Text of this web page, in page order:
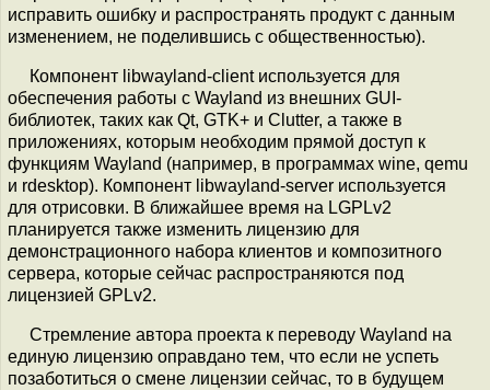
исправить ошибку и распространять продукт с данным
изменением, не поделившись с общественностью).
Компонент libwayland-client используется для
обеспечения работы с Wayland из внешних GUI-
библиотек, таких как Qt, GTK+ и Clutter, а также в
приложениях, которым необходим прямой доступ к
функциям Wayland (например, в программах wine, qemu
и rdesktop). Компонент libwayland-server используется
для отрисовки. В ближайшее время на LGPLv2
планируется также изменить лицензию для
демонстрационного набора клиентов и композитного
сервера, которые сейчас распространяются под
лицензией GPLv2.
Стремление автора проекта к переводу Wayland на
единую лицензию оправдано тем, что если не успеть
позаботиться о смене лицензии сейчас, то в будущем